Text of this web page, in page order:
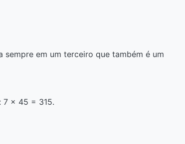
em um terceiro que também é um
7 x 45 = 315.